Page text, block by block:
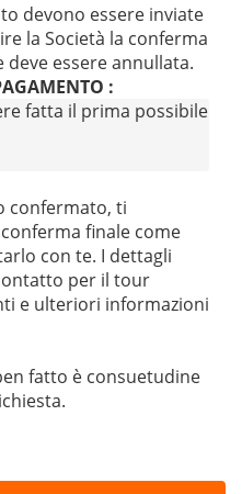
devono essere inviate
la Società la conferma
essere annullata.
:
fatta il prima possibile
confermato, ti
finale come
con te. I dettagli
per il tour
e ulteriori informazioni
fatto è consuetudine
.